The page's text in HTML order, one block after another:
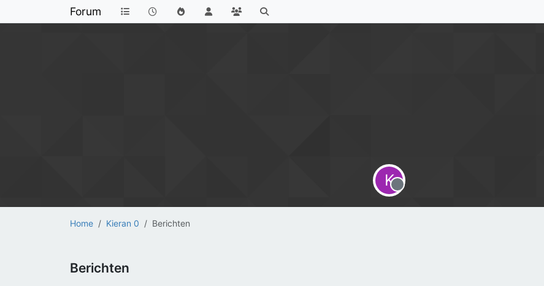
Forum
Home Kieran 0 Berichten
K
Offline
Berichten